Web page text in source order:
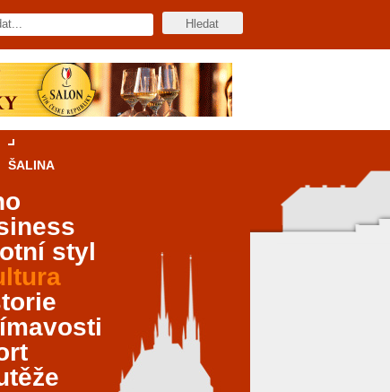
ŠALINA
styl